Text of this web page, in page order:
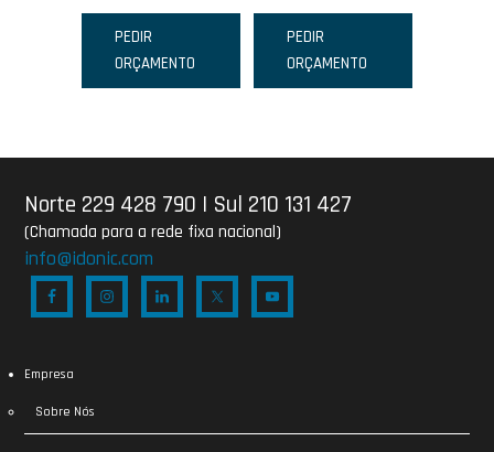
PEDIR
ORÇAMENTO
PEDIR
ORÇAMENTO
Norte 229 428 790 | Sul 210 131 427
(Chamada para a rede fixa nacional)
info@idonic.com
Empresa
Sobre Nós